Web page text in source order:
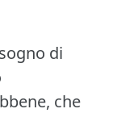
di
che